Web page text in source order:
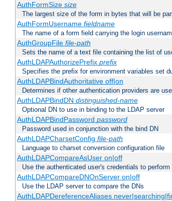
AuthFormSize size
The largest size of the form in bytes that will be
AuthFormUsername fieldname
The name of a form field carrying the login
AuthGroupFile file-path
Sets the name of a text file containing the list of
AuthLDAPAuthorizePrefix prefix
Specifies the prefix for environment variables set
AuthLDAPBindAuthoritative off|on
Determines if other authentication providers are
AuthLDAPBindDN distinguished-name
Optional DN to use in binding to the LDAP server
AuthLDAPBindPassword password
Password used in conjunction with the bind DN
AuthLDAPCharsetConfig file-path
Language to charset conversion configuration file
AuthLDAPCompareAsUser on|off
Use the authenticated user's credentials to
AuthLDAPCompareDNOnServer on|off
Use the LDAP server to compare the DNs
AuthLDAPDereferenceAliases